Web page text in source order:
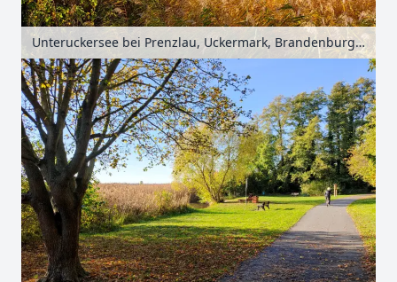
Unteruckersee bei Prenzlau, Uckermark, Brandenburg, Deutschland